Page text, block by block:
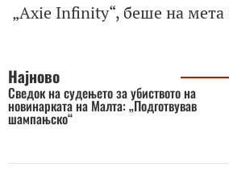
„Axie Infinity“, беше на мета
Најново
Сведок на судењето за убиството на
новинарката на Малта: „Подготвував
шампањско“